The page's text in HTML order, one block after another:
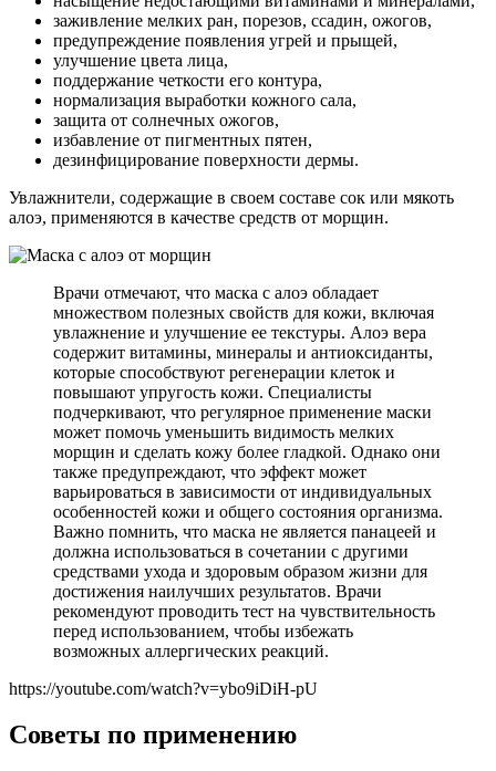
заживление мелких ран, порезов, ссадин, ожогов,
предупреждение появления угрей и прыщей,
улучшение цвета лица,
поддержание четкости его контура,
нормализация выработки кожного сала,
защита от солнечных ожогов,
избавление от пигментных пятен,
дезинфицирование поверхности дермы.
Увлажнители, содержащие в своем составе сок или мякоть
алоэ, применяются в качестве средств от морщин.
Врачи отмечают, что маска с алоэ обладает
множеством полезных свойств для кожи, включая
увлажнение и улучшение ее текстуры. Алоэ вера
содержит витамины, минералы и антиоксиданты,
которые способствуют регенерации клеток и
повышают упругость кожи. Специалисты
подчеркивают, что регулярное применение маски
может помочь уменьшить видимость мелких
морщин и сделать кожу более гладкой. Однако они
также предупреждают, что эффект может
варьироваться в зависимости от индивидуальных
особенностей кожи и общего состояния организма.
Важно помнить, что маска не является панацеей и
должна использоваться в сочетании с другими
средствами ухода и здоровым образом жизни для
достижения наилучших результатов. Врачи
рекомендуют проводить тест на чувствительность
перед использованием, чтобы избежать
возможных аллергических реакций.
https://youtube.com/watch?v=ybo9iDiH-pU
Советы по применению